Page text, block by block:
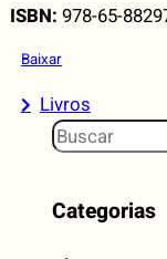
ISBN: 978-65-
Baixar
Livros
S
e
r
Categorias